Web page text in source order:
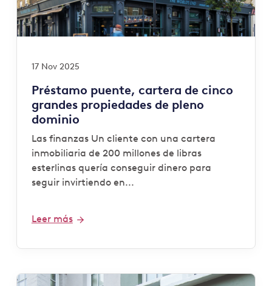
17 Nov 2025
Préstamo puente, cartera de cinco
grandes propiedades de pleno
dominio
Las finanzas Un cliente con una cartera
inmobiliaria de 200 millones de libras
esterlinas quería conseguir dinero para
seguir invirtiendo en...
Leer más